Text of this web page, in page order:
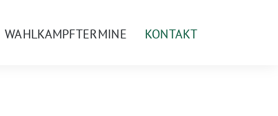
WAHLKAMPFTERMINE KONTAKT